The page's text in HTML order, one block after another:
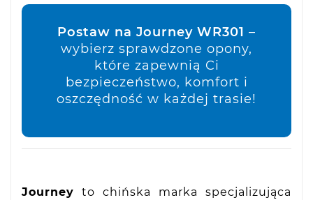
Postaw na Journey WR301 –
wybierz sprawdzone opony,
które zapewnią Ci
bezpieczeństwo, komfort i
oszczędność w każdej trasie!
Journey to chińska marka specjalizująca